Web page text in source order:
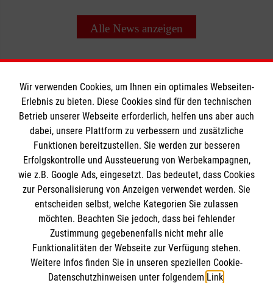
Alle News anzeigen
Informationen
Impressum
Datenschutz
Barrierefreiheit
Kontakt
Die Malteser
Malteser in Deutschland
Malteserorden
Sharepoint
Spendenkonto
Wir verwenden Cookies, um Ihnen ein optimales Webseiten-
Erlebnis zu bieten. Diese Cookies sind für den technischen
Betrieb unserer Webseite erforderlich, helfen uns aber auch
dabei, unsere Plattform zu verbessern und zusätzliche
Funktionen bereitzustellen. Sie werden zur besseren
Erfolgskontrolle und Aussteuerung von Werbekampagnen,
wie z.B. Google Ads, eingesetzt. Das bedeutet, dass Cookies
zur Personalisierung von Anzeigen verwendet werden. Sie
entscheiden selbst, welche Kategorien Sie zulassen
möchten. Beachten Sie jedoch, dass bei fehlender
Zustimmung gegebenenfalls nicht mehr alle
Funktionalitäten der Webseite zur Verfügung stehen.
Weitere Infos finden Sie in unseren speziellen Cookie-
Datenschutzhinweisen unter folgendem Link.